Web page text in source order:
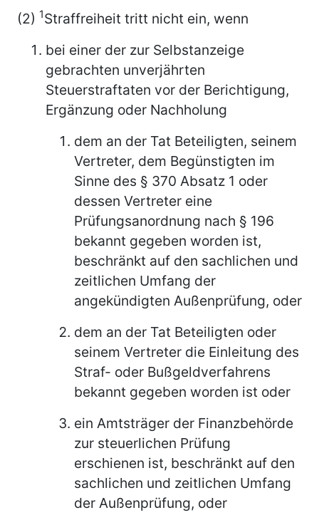
(2) 1Straffreiheit tritt nicht ein, wenn
bei einer der zur Selbstanzeige
gebrachten unverjährten
Steuerstraftaten vor der Berichtigung,
Ergänzung oder Nachholung
dem an der Tat Beteiligten, seinem
Vertreter, dem Begünstigten im
Sinne des § 370 Absatz 1 oder
dessen Vertreter eine
Prüfungsanordnung nach § 196
bekannt gegeben worden ist,
beschränkt auf den sachlichen und
zeitlichen Umfang der
angekündigten Außenprüfung, oder
dem an der Tat Beteiligten oder
seinem Vertreter die Einleitung des
Straf- oder Bußgeldverfahrens
bekannt gegeben worden ist oder
ein Amtsträger der Finanzbehörde
zur steuerlichen Prüfung
erschienen ist, beschränkt auf den
sachlichen und zeitlichen Umfang
der Außenprüfung, oder